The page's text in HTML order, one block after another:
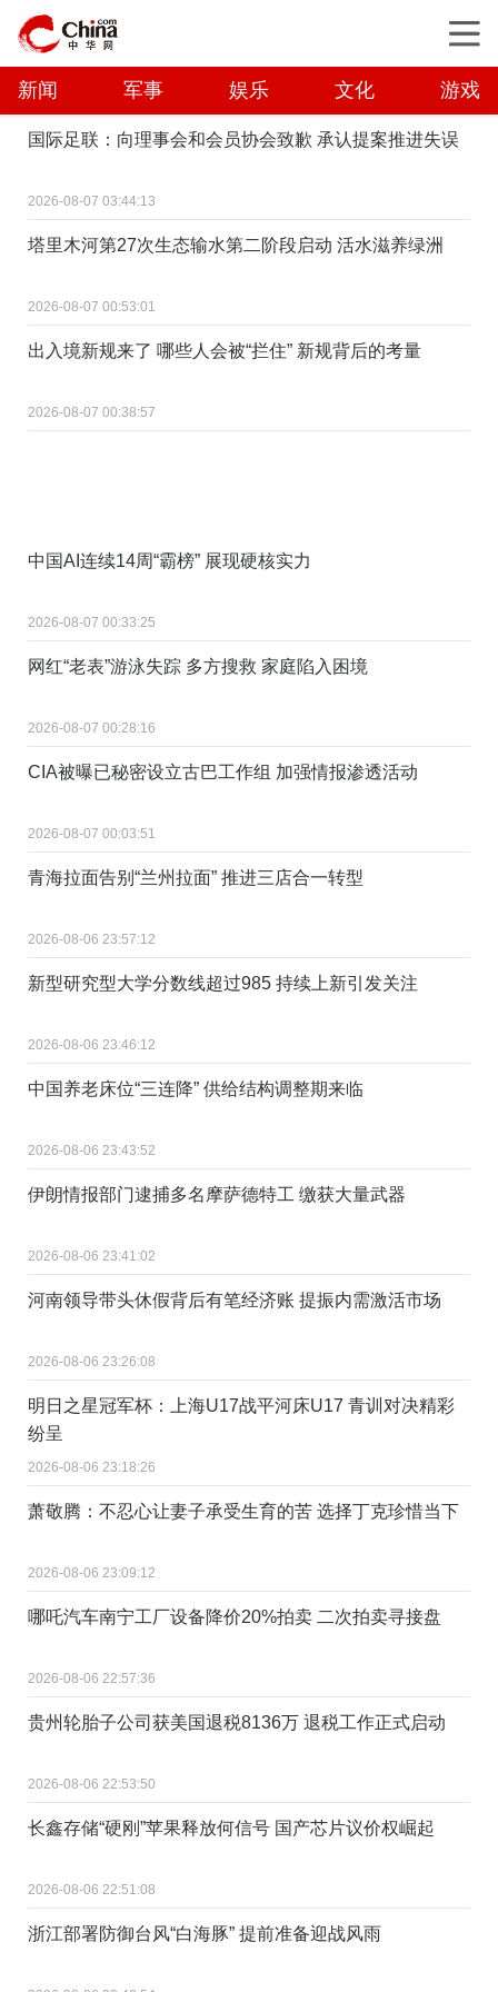
新闻 军事 娱乐 文化 游戏
国际足联：向理事会和会员协会致歉 承认提案推进失误
2026-08-07 03:44:13
塔里木河第27次生态输水第二阶段启动 活水滋养绿洲
2026-08-07 00:53:01
出入境新规来了 哪些人会被“拦住” 新规背后的考量
2026-08-07 00:38:57
中国AI连续14周“霸榜” 展现硬核实力
2026-08-07 00:33:25
网红“老表”游泳失踪 多方搜救 家庭陷入困境
2026-08-07 00:28:16
CIA被曝已秘密设立古巴工作组 加强情报渗透活动
2026-08-07 00:03:51
青海拉面告别“兰州拉面” 推进三店合一转型
2026-08-06 23:57:12
新型研究型大学分数线超过985 持续上新引发关注
2026-08-06 23:46:12
中国养老床位“三连降” 供给结构调整期来临
2026-08-06 23:43:52
伊朗情报部门逮捕多名摩萨德特工 缴获大量武器
2026-08-06 23:41:02
河南领导带头休假背后有笔经济账 提振内需激活市场
2026-08-06 23:26:08
明日之星冠军杯：上海U17战平河床U17 青训对决精彩
纷呈
2026-08-06 23:18:26
萧敬腾：不忍心让妻子承受生育的苦 选择丁克珍惜当下
2026-08-06 23:09:12
哪吒汽车南宁工厂设备降价20%拍卖 二次拍卖寻接盘
2026-08-06 22:57:36
贵州轮胎子公司获美国退税8136万 退税工作正式启动
2026-08-06 22:53:50
长鑫存储“硬刚”苹果释放何信号 国产芯片议价权崛起
2026-08-06 22:51:08
浙江部署防御台风“白海豚” 提前准备迎战风雨